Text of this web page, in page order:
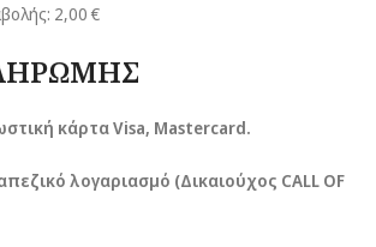
2,00 €
κάρτα Visa, Mastercard.
λογαριασμό (Δικαιούχος CALL OF